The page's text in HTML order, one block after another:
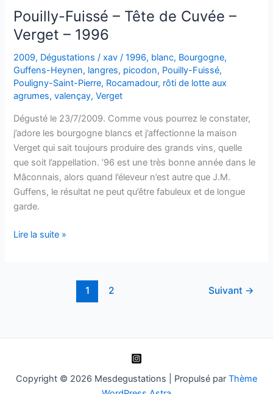
Gains
de
Maligné
–
Cyril
Le
Moing
2004
Pouilly-Fuissé – Tête de Cuvée –
Verget – 1996
2009, Dégustations /xav/1996, blanc, Bourgogne,
Guffens-Heynen, langres, picodon, Pouilly-Fuissé,
Pouligny-Saint-Pierre, Rocamadour, rôti de lotte aux
agrumes,valençay,Verget
Dégusté le 23/7/2009. Comme vous pourrez le constater,
j’adore les bourgogne blancs et j’affectionne la maison
Verget qui sait toujours produire des grands vins, quelle
que soit l’appellation. ’96 est une très bonne année dans le
Mâconnais, alors quand l’éleveur n’est autre que J.M.
Guffens, le résultat ne peut qu’être fabuleux et de longue
garde.
Pouilly-
Verget
Lire la suite »
1 2 Suivant →
Copyright © 2026 Mesdegustations | Propulsé par Thème